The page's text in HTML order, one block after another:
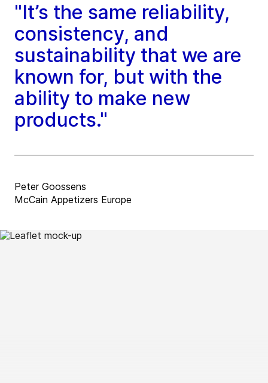
"It’s the same reliability,
consistency, and
sustainability that we are
known for, but with the
ability to make new
products."
Peter Goossens
McCain Appetizers Europe